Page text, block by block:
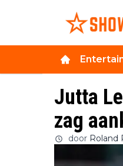
Jutta
zag
door Roland